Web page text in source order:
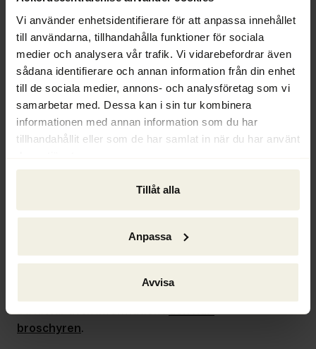
Vi använder enhetsidentifierare för att anpassa innehållet
till användarna, tillhandahålla funktioner för sociala
medier och analysera vår trafik. Vi vidarebefordrar även
sådana identifierare och annan information från din enhet
till de sociala medier, annons- och analysföretag som vi
samarbetar med. Dessa kan i sin tur kombinera
informationen med annan information som du har
tillhandahållit eller som de har samlat in när du har använt
Tillåt alla
Anpassa
Avvisa
Ju tidigare du kontaktar oss, desto större
är chansen att vi kan rädda ditt företag.
Vår uppgift är att lotsa dig genom
regelverken, som kan kännas krångliga och
besvärliga. Tillsammans går vi lugnt och
metodiskt igenom alla dina möjligheter. Ju
tidigare vi kommer in, desto större chans
Ett första möte med rådgivning kostar
Klicka här för att läsa mer om hur en
Du hittar även information i den här
broschyren.